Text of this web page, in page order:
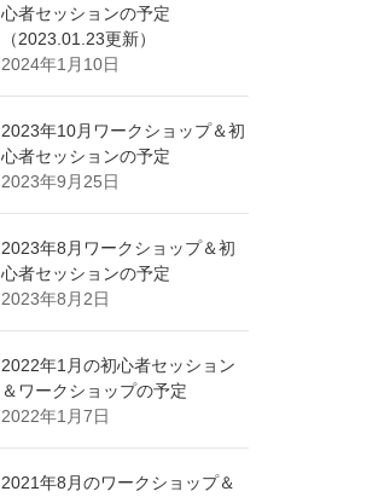
心者セッションの予定
（2023.01.23更新）
2024年1月10日
2023年10月ワークショップ＆初
心者セッションの予定
2023年9月25日
2023年8月ワークショップ＆初
心者セッションの予定
2023年8月2日
2022年1月の初心者セッション
＆ワークショップの予定
2022年1月7日
2021年8月のワークショップ＆